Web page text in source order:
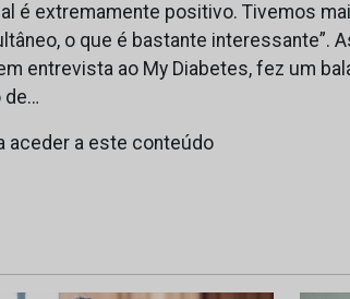
é extremamente positivo. Tivemos
o que é bastante interessante”.
entrevista ao My Diabetes, fez um
de…
aceder a este conteúdo